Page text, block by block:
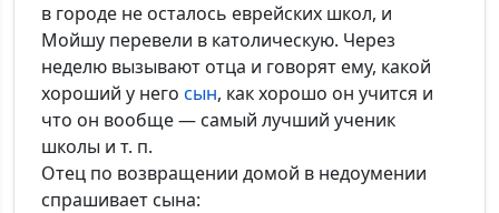
в городе не осталось еврейских школ, и
Мойшу перевели в католическую. Через
неделю вызывают отца и говорят ему, какой
хороший у него сын, как хорошо он учится и
что он вообще — самый лучший ученик
школы и т. п.
Отец по возвращении домой в недоумении
спрашивает сына: